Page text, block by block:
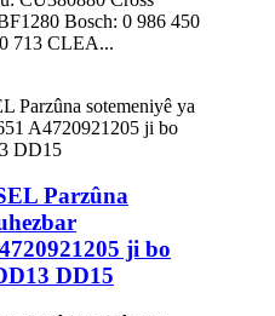
Bosch: 0 986 450
713 CLEA...
Parzûna
ji bo
DD15